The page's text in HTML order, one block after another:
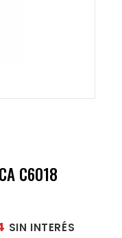
C6018
SIN INTERÉS